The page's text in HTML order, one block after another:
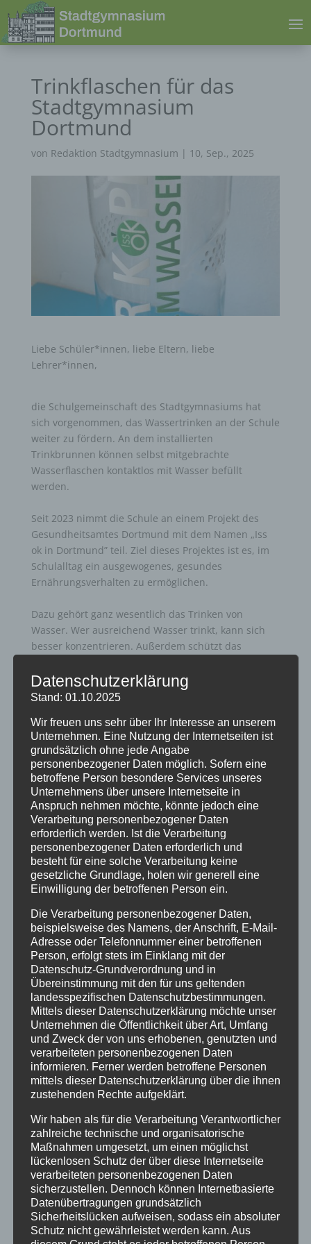
Trinkflaschen für das
Stadtgymnasium
Dortmund
von Redaktion Stadtgymnasium | 10, Sep., 2025
Liebe Schüler*innen, liebe Eltern, liebe
Lehrer*innen,
die Schulgemeinschaft des Stadtgymnasiums hat
sich vorgenommen, das Wassertrinken an der Schule
weiter zu fördern. An dem installierten
Trinkbrunnen können selbst mitgebrachte
Wasserflaschen kontaktlos mit Wasser befüllt
werden.
Seit 2023 nimmt die Schule an einem Projekt des
Gesundheitsamtes Dortmund mit dem Namen „Iss
ok in Dortmund” teil. Ziel dieses Projektes ist es, im
Schulalltag ein ausgewogenes, gesundes
Ernährungsverhalten zu ermöglichen.
Dazu gehört ganz wesentlich das Trinken von
Wasser. Wer ausreichend Wasser trinkt, kann sich
besser konzentrieren. Außerdem schützt das
Das ist das Ergebnis vieler Studien. Eine davon
wurde sogar in Dortmund durchgeführt (Trinkfit-
Die Qualität des Dortmunder Wassers ist
hervorragend und bestens untersucht. An jeder
Schule Dortmunds finden regelmäßige Kontrollen
des Leitungswassers durch das Gesundheitsamt
statt.
Durch Spendengelder konnten auch in diesem Jahr
Trinkflaschen für die neuen Fünftklässler*innen
angeschafft werden. Sie sollten mit einem
wasserfesten Stift mit dem Namen beschriftet und
Wir wünschen allen einen guten Schulstart und
einen klaren Kopf mit frischem Wasser.
Ihr Gesundheitsamt Dortmund
Konzept „Iss ok in Dortmund”
Dr. Susanne Klammer
Kontaktsklammer[at]stadtdo.de
Neueste Beiträge
Wir verabschieden Herrn Windt in den Ruhestand
Kunst und Kultur bei den alten Griechen
Vorstellungen des Literaturkurses „Darstellendes
Spiel“ in der Aula am Ostwall
Begrüßungsnachmittag am StG: Ein Nachmittag
Datenschutzerklärung
Stand: 01.10.2025
Wir freuen uns sehr über Ihr Interesse an unserem
Unternehmen. Eine Nutzung der Internetseiten ist
grundsätzlich ohne jede Angabe
personenbezogener Daten möglich. Sofern eine
betroffene Person besondere Services unseres
Unternehmens über unsere Internetseite in
Anspruch nehmen möchte, könnte jedoch eine
Verarbeitung personenbezogener Daten
erforderlich werden. Ist die Verarbeitung
personenbezogener Daten erforderlich und
besteht für eine solche Verarbeitung keine
gesetzliche Grundlage, holen wir generell eine
Einwilligung der betroffenen Person ein.
Die Verarbeitung personenbezogener Daten,
beispielsweise des Namens, der Anschrift, E-Mail-
Adresse oder Telefonnummer einer betroffenen
Person, erfolgt stets im Einklang mit der
Datenschutz-Grundverordnung und in
Übereinstimmung mit den für uns geltenden
landesspezifischen Datenschutzbestimmungen.
Mittels dieser Datenschutzerklärung möchte unser
Unternehmen die Öffentlichkeit über Art, Umfang
und Zweck der von uns erhobenen, genutzten und
verarbeiteten personenbezogenen Daten
informieren. Ferner werden betroffene Personen
mittels dieser Datenschutzerklärung über die ihnen
zustehenden Rechte aufgeklärt.
Wir haben als für die Verarbeitung Verantwortlicher
zahlreiche technische und organisatorische
Maßnahmen umgesetzt, um einen möglichst
lückenlosen Schutz der über diese Internetseite
verarbeiteten personenbezogenen Daten
sicherzustellen. Dennoch können Internetbasierte
Datenübertragungen grundsätzlich
Sicherheitslücken aufweisen, sodass ein absoluter
Schutz nicht gewährleistet werden kann. Aus